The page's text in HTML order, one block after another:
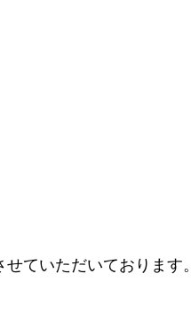
ていただいております。